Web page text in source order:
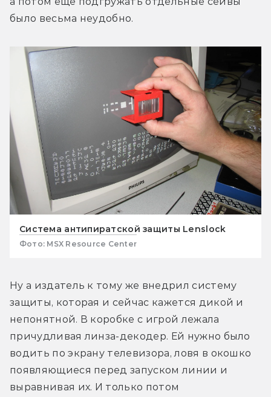
было весьма неудобно.
Система антипиратской защиты Lenslock
Фото: MSX Resource Center
Ну а издатель к тому же внедрил систему
защиты, которая и сейчас кажется дикой и
непонятной. В коробке с игрой лежала
причудливая линза-декодер. Ей нужно было
водить по экрану телевизора, ловя в окошко
появляющиеся перед запуском линии и
выравнивая их. И только потом